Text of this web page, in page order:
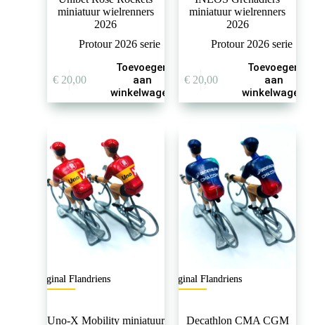
miniatuur wielrenners
2026
Protour 2026 serie
€20,00
Toevoegen
aan
winkelwagen
miniatuur wielrenners
2026
Protour 2026 serie
€20,00
Toevoegen
aan
winkelwagen
Original Flandriens
Uno-X Mobility miniatuur
Original Flandriens
Decathlon CMA CGM